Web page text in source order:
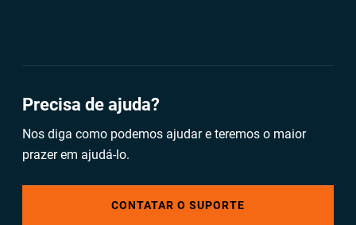
Precisa de ajuda?
Nos diga como podemos ajudar e teremos o maior
prazer em ajudá-lo.
CONTATAR O SUPORTE